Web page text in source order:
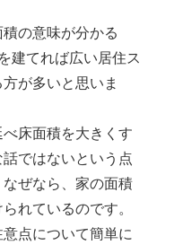
の意味が分かる
建てれば広い居住ス
が多いと思いま
床面積を大きくす
ではないという点
ぜなら、家の面積
れているのです。
点について簡単に